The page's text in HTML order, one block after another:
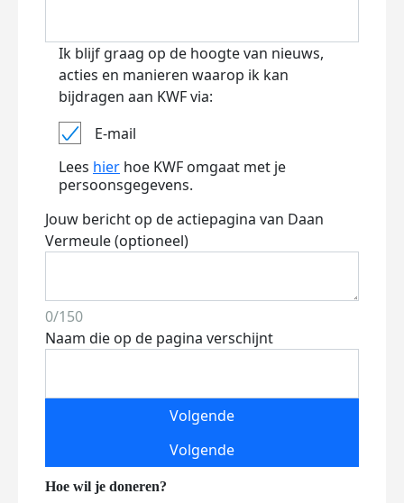
Ik blijf graag op de hoogte van nieuws,
acties en manieren waarop ik kan
bijdragen aan KWF via:
E-mail
Lees hier hoe KWF omgaat met je
persoonsgegevens.
Jouw bericht op de actiepagina van Daan
Vermeule (optioneel)
0/150
Naam die op de pagina verschijnt
Volgende
Volgende